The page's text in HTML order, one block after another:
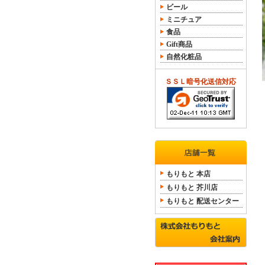
ビール
ミニチュア
食品
Gift商品
自然化粧品
ＳＳＬ暗号化送信対応
もりもと 本店
もりもと 芥川店
もりもと 配送センター